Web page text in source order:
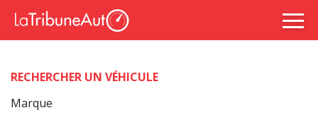
RECHERCHER UN VÉHICULE
Marque